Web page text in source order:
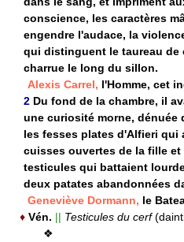
conscience, les caractères
engendre l'audace, la
qui distinguent le taureau
charrue le long du sillon.
Alexis Carrel, l'Homme, cet
2 Du fond de la chambre, il
une curiosité morne,
les fesses plates d'Alfieri qui
cuisses ouvertes de la fille
testicules qui battaient
deux patates abandonnées
Geneviève Dormann, le
♦ Vén. || Testicules du cerf
❖